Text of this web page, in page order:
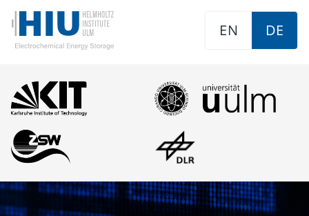
EN DE